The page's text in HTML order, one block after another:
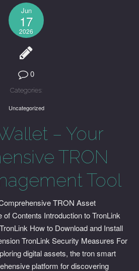
Jun
17
2026
0
Categories:
Uncategorized
– Your
TRON
Tool
TRON Asset
of Contents Introduction to TronLink
How to Download and Install
TronLink Security Measures For
digital assets, the tron smart
platform for discovering